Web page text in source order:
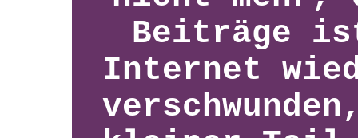
Beiträge
Internet